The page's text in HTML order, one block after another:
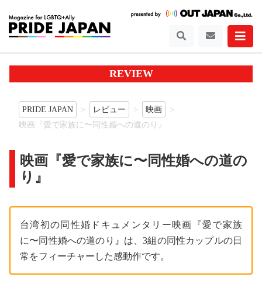
REVIEW
PRIDE JAPAN レビュー
映画
映画『愛で家族に〜同性婚への道のり』
映画『愛で家族に〜同性婚への道の
り』
台湾初の同性婚ドキュメンタリー映画『愛で家族
に〜同性婚への道のり』は、3組の同性カップルの日
常をフィーチャーした感動作です。